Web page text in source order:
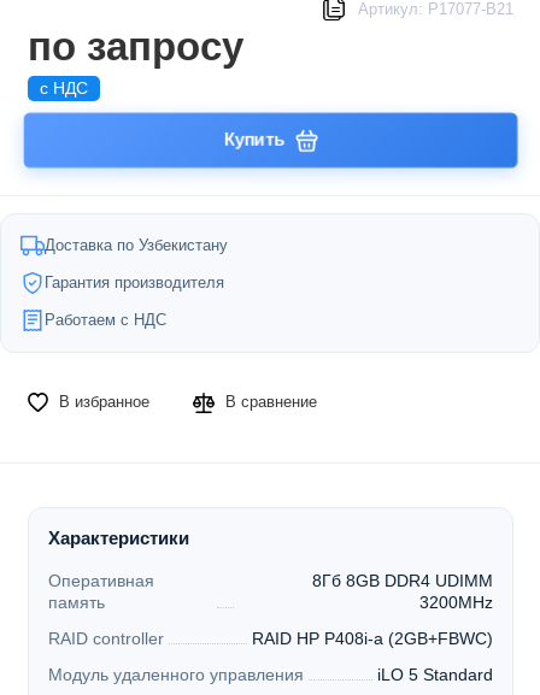
Артикул: P17077-B21
по запросу
с НДС
Купить
Доставка по Узбекистану
Гарантия производителя
Работаем с НДС
В избранное В сравнение
Характеристики
Оперативная
память
8Гб 8GB DDR4 UDIMM
3200MHz
RAID controller
RAID HP P408i-a (2GB+FBWC)
Модуль удаленного управления
iLO 5 Standard